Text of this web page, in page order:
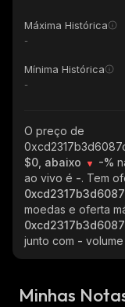
Máxima Histórica
-
Mínima Histórica
-
O preço de
$0, abaixo
-%
ao vivo é -. Tem
moedas e oferta
junto com -
Minhas